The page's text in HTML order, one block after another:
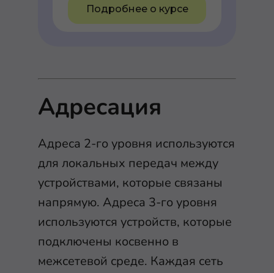
Подробнее о курсе
Адресация
Адреса 2-го уровня используются
для локальных передач между
устройствами, которые связаны
напрямую. Адреса 3-го уровня
используются устройств, которые
подключены косвенно в
межсетевой среде. Каждая сеть